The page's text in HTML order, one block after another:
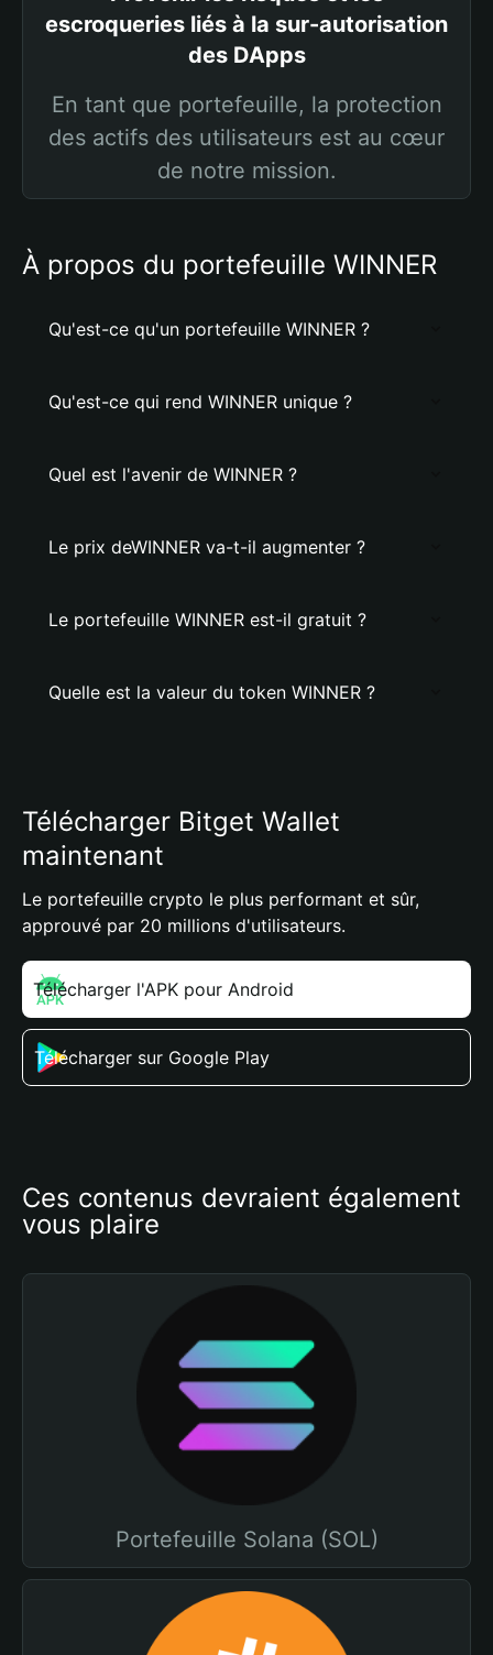
escroqueries liés à la sur-autorisation
des DApps
En tant que portefeuille, la protection
des actifs des utilisateurs est au cœur
de notre mission.
À propos du portefeuille WINNER
Qu'est-ce qu'un portefeuille WINNER ?
Qu'est-ce qui rend WINNER unique ?
Quel est l'avenir de WINNER ?
Le prix deWINNER va-t-il augmenter ?
Le portefeuille WINNER est-il gratuit ?
Quelle est la valeur du token WINNER ?
Télécharger Bitget Wallet
maintenant
Le portefeuille crypto le plus performant et sûr,
approuvé par 20 millions d'utilisateurs.
Télécharger l'APK pour Android
Télécharger sur Google Play
Ces contenus devraient également
vous plaire
Portefeuille Solana (SOL)